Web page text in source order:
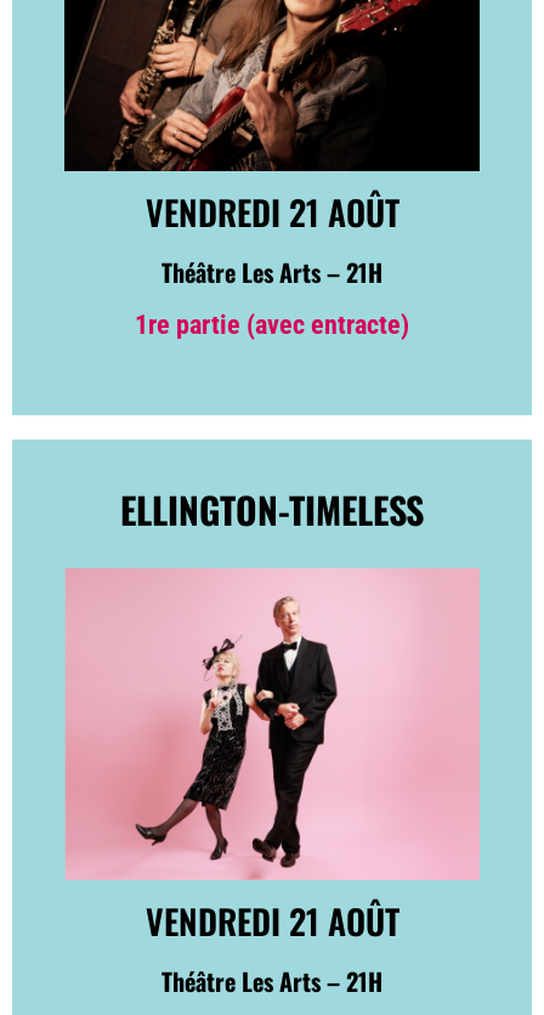
VENDREDI 21 AOÛT
Théâtre Les Arts – 21H
1re partie (avec entracte)
ELLINGTON-TIMELESS
VENDREDI 21 AOÛT
Théâtre Les Arts – 21H